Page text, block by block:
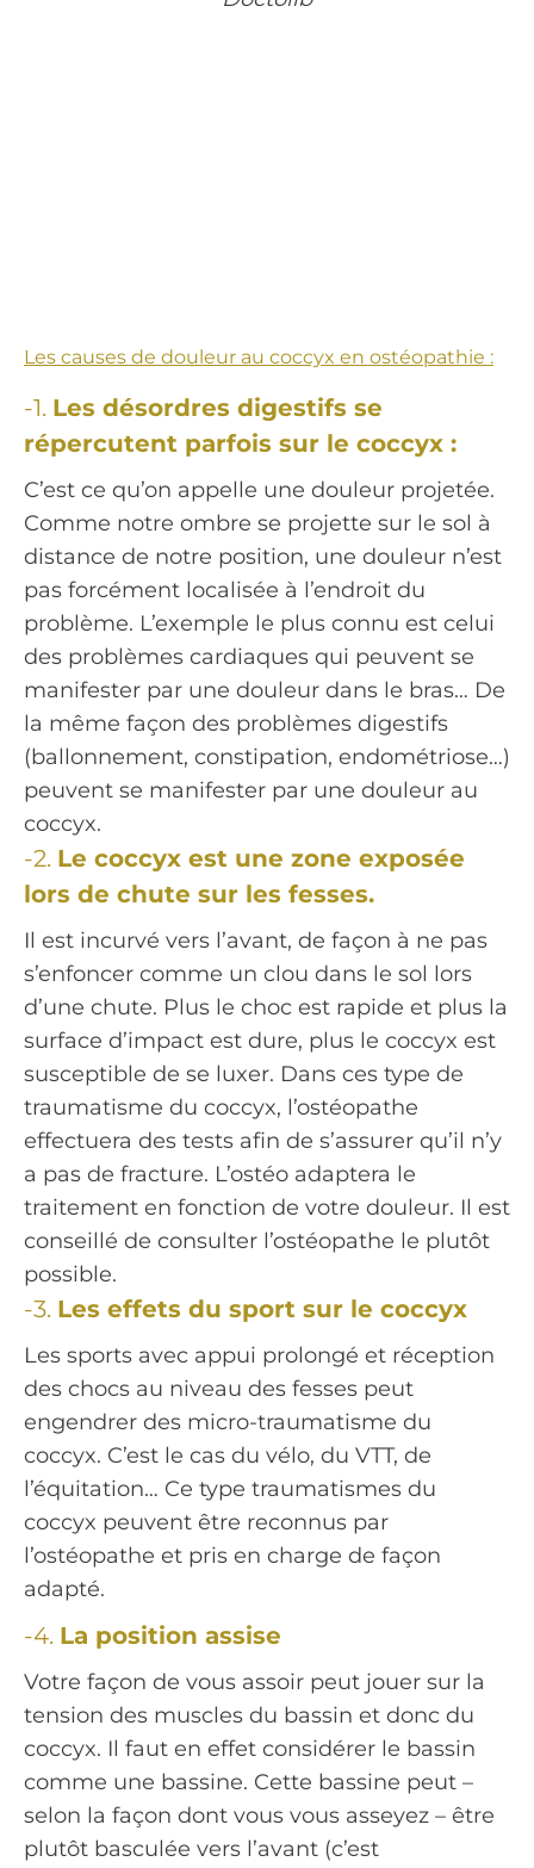
Les causes de douleur au coccyx en ostéopathie :
-1. Les désordres digestifs se
répercutent parfois sur le coccyx :
C’est ce qu’on appelle une douleur projetée.
Comme notre ombre se projette sur le sol à
distance de notre position, une douleur n’est
pas forcément localisée à l’endroit du
problème. L’exemple le plus connu est celui
des problèmes cardiaques qui peuvent se
manifester par une douleur dans le bras… De
la même façon des problèmes digestifs
(ballonnement, constipation, endométriose…)
peuvent se manifester par une douleur au
coccyx.
-2. Le coccyx est une zone exposée
lors de chute sur les fesses.
Il est incurvé vers l’avant, de façon à ne pas
s’enfoncer comme un clou dans le sol lors
d’une chute. Plus le choc est rapide et plus la
surface d’impact est dure, plus le coccyx est
susceptible de se luxer. Dans ces type de
traumatisme du coccyx, l’ostéopathe
effectuera des tests afin de s’assurer qu’il n’y
a pas de fracture. L’ostéo adaptera le
traitement en fonction de votre douleur. Il est
conseillé de consulter l’ostéopathe le plutôt
possible.
-3. Les effets du sport sur le coccyx
Les sports avec appui prolongé et réception
des chocs au niveau des fesses peut
engendrer des micro-traumatisme du
coccyx. C’est le cas du vélo, du VTT, de
l’équitation… Ce type traumatismes du
coccyx peuvent être reconnus par
l’ostéopathe et pris en charge de façon
adapté.
-4. La position assise
Votre façon de vous assoir peut jouer sur la
tension des muscles du bassin et donc du
coccyx. Il faut en effet considérer le bassin
comme une bassine. Cette bassine peut –
selon la façon dont vous vous asseyez – être
plutôt basculée vers l’avant (c’est